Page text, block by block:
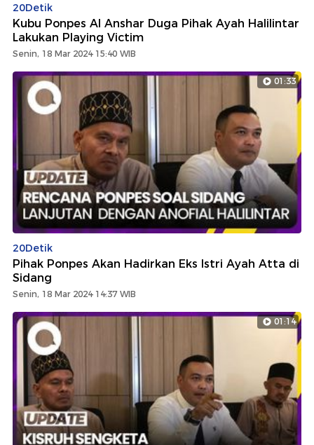
20Detik
Kubu Ponpes Al Anshar Duga Pihak Ayah Halilintar
Lakukan Playing Victim
Senin, 18 Mar 2024 15:40 WIB
01:33
20Detik
Pihak Ponpes Akan Hadirkan Eks Istri Ayah Atta di
Sidang
Senin, 18 Mar 2024 14:37 WIB
01:14